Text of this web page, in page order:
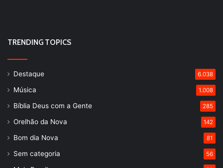
TRENDING TOPICS
Destaque 6.038
Música 1.008
Bíblia Deus com a Gente 285
Orelhão da Nova 142
Bom dia Nova 81
Sem categoria 56